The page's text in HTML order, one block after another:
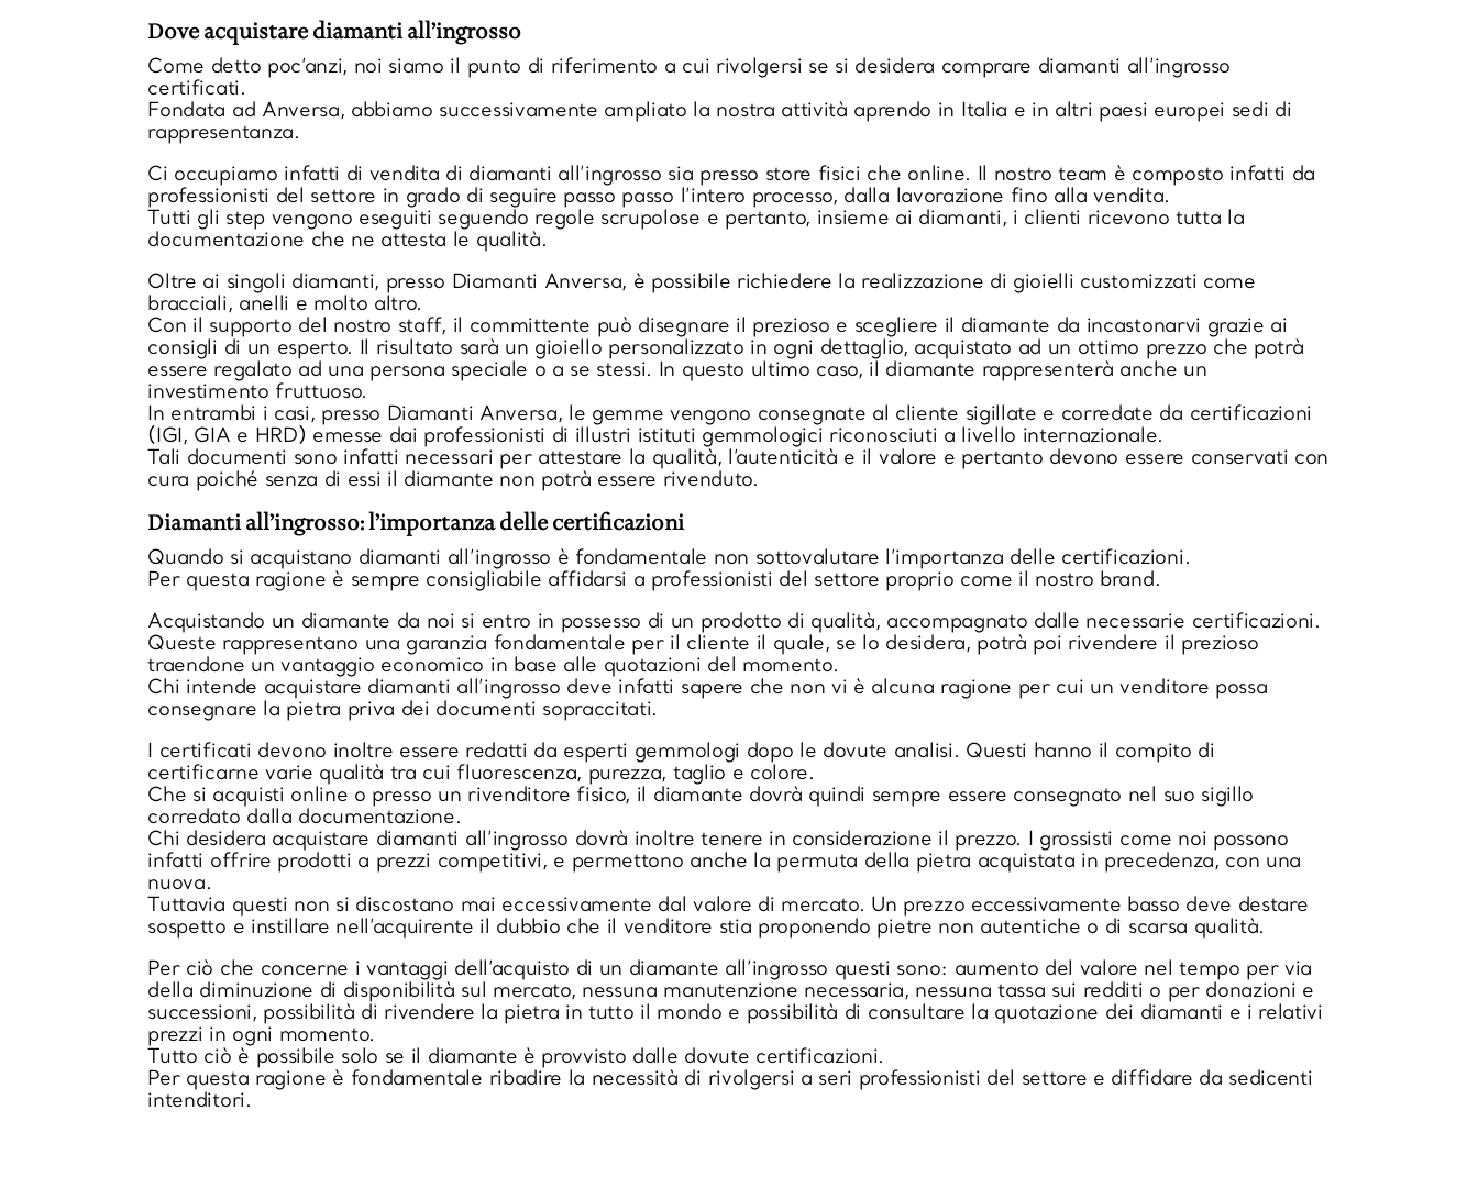
Dove acquistare diamanti all’ingrosso
Come detto poc’anzi, noi siamo il punto di riferimento a cui rivolgersi se si desidera comprare diamanti all’ingrosso
certificati.
Fondata ad Anversa, abbiamo successivamente ampliato la nostra attività aprendo in Italia e in altri paesi europei sedi di
rappresentanza.
Ci occupiamo infatti di vendita di diamanti all’ingrosso sia presso store fisici che online. Il nostro team è composto infatti da
professionisti del settore in grado di seguire passo passo l’intero processo, dalla lavorazione fino alla vendita.
Tutti gli step vengono eseguiti seguendo regole scrupolose e pertanto, insieme ai diamanti, i clienti ricevono tutta la
documentazione che ne attesta le qualità.
Oltre ai singoli diamanti, presso Diamanti Anversa, è possibile richiedere la realizzazione di gioielli customizzati come
bracciali, anelli e molto altro.
Con il supporto del nostro staff, il committente può disegnare il prezioso e scegliere il diamante da incastonarvi grazie ai
consigli di un esperto. Il risultato sarà un gioiello personalizzato in ogni dettaglio, acquistato ad un ottimo prezzo che potrà
essere regalato ad una persona speciale o a se stessi. In questo ultimo caso, il diamante rappresenterà anche un
investimento fruttuoso.
In entrambi i casi, presso Diamanti Anversa, le gemme vengono consegnate al cliente sigillate e corredate da certificazioni
(IGI, GIA e HRD) emesse dai professionisti di illustri istituti gemmologici riconosciuti a livello internazionale.
Tali documenti sono infatti necessari per attestare la qualità, l’autenticità e il valore e pertanto devono essere conservati con
cura poiché senza di essi il diamante non potrà essere rivenduto.
Diamanti all’ingrosso: l’importanza delle certificazioni
Quando si acquistano diamanti all’ingrosso è fondamentale non sottovalutare l’importanza delle certificazioni.
Per questa ragione è sempre consigliabile affidarsi a professionisti del settore proprio come il nostro brand.
Acquistando un diamante da noi si entro in possesso di un prodotto di qualità, accompagnato dalle necessarie certificazioni.
Queste rappresentano una garanzia fondamentale per il cliente il quale, se lo desidera, potrà poi rivendere il prezioso
traendone un vantaggio economico in base alle quotazioni del momento.
Chi intende acquistare diamanti all’ingrosso deve infatti sapere che non vi è alcuna ragione per cui un venditore possa
consegnare la pietra priva dei documenti sopraccitati.
I certificati devono inoltre essere redatti da esperti gemmologi dopo le dovute analisi. Questi hanno il compito di
certificarne varie qualità tra cui fluorescenza, purezza, taglio e colore.
Che si acquisti online o presso un rivenditore fisico, il diamante dovrà quindi sempre essere consegnato nel suo sigillo
corredato dalla documentazione.
Chi desidera acquistare diamanti all’ingrosso dovrà inoltre tenere in considerazione il prezzo. I grossisti come noi possono
infatti offrire prodotti a prezzi competitivi, e permettono anche la permuta della pietra acquistata in precedenza, con una
nuova.
Tuttavia questi non si discostano mai eccessivamente dal valore di mercato. Un prezzo eccessivamente basso deve destare
sospetto e instillare nell’acquirente il dubbio che il venditore stia proponendo pietre non autentiche o di scarsa qualità.
Per ciò che concerne i vantaggi dell’acquisto di un diamante all’ingrosso questi sono: aumento del valore nel tempo per via
della diminuzione di disponibilità sul mercato, nessuna manutenzione necessaria, nessuna tassa sui redditi o per donazioni e
successioni, possibilità di rivendere la pietra in tutto il mondo e possibilità di consultare la quotazione dei diamanti e i relativi
prezzi in ogni momento.
Tutto ciò è possibile solo se il diamante è provvisto dalle dovute certificazioni.
Per questa ragione è fondamentale ribadire la necessità di rivolgersi a seri professionisti del settore e diffidare da sedicenti
intenditori.